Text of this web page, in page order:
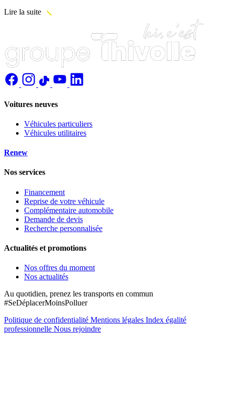
Lire la suite
Voitures neuves
Véhicules particuliers
Véhicules utilitaires
Renew
Nos services
Financement
Reprise de votre véhicule
Complémentaire automobile
Demande de devis
Recherche personnalisée
Actualités et promotions
Nos offres du moment
Nos actualités
Au quotidien, prenez les transports en commun
#SeDéplacerMoinsPolluer
Politique de confidentialité Mentions légales Index égalité
professionnelle Nous rejoindre